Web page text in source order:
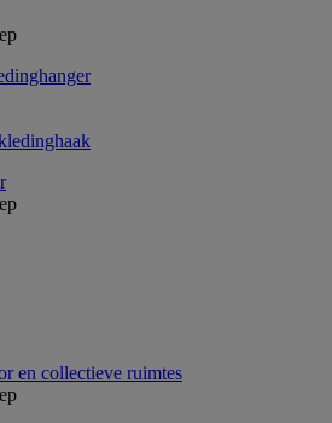
en collectieve ruimtes